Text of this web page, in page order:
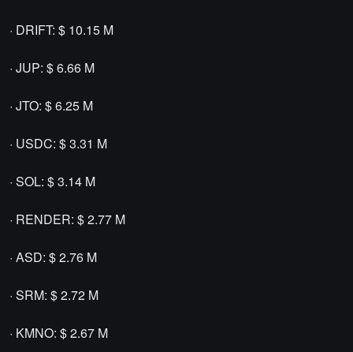
· DRIFT: $ 10.15 M
· JUP: $ 6.66 M
· JTO: $ 6.25 M
· USDC: $ 3.31 M
· SOL: $ 3.14 M
· RENDER: $ 2.77 M
· ASD: $ 2.76 M
· SRM: $ 2.72 M
· KMNO: $ 2.67 M